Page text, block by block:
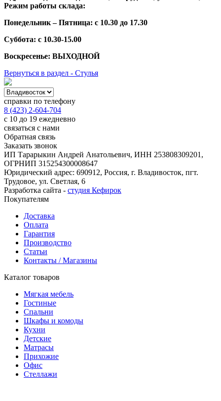
Режим работы склада:
Понедельник – Пятница: с 10.30 до 17.30
Суббота: с 10.30-15.00
Воскресенье: ВЫХОДНОЙ
Вернуться в раздел - Стулья
справки по телефону
8 (423) 2-604-704
с 10 до 19 ежедневно
связаться с нами
Обратная связь
Заказать звонок
ИП Тарарыкин Андрей Анатольевич, ИНН 253808309201,
ОГРНИП 315254300008647
Юридический адрес: 690912, Россия, г. Владивосток, пгт.
Трудовое, ул. Светлая, 6
Разработка сайта - студия Кефирок
Покупателям
Доставка
Оплата
Гарантия
Производство
Статьи
Контакты / Магазины
Каталог товаров
Мягкая мебель
Гостиные
Спальни
Шкафы и комоды
Кухни
Детские
Матрасы
Прихожие
Офис
Стеллажи